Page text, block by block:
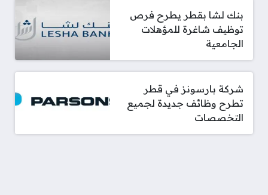
بنك لشا بقطر يطرح فرص
توظيف شاغرة للمؤهلات
الجامعية
شركة بارسونز في قطر
تطرح وظائف جديدة لجميع
التخصصات